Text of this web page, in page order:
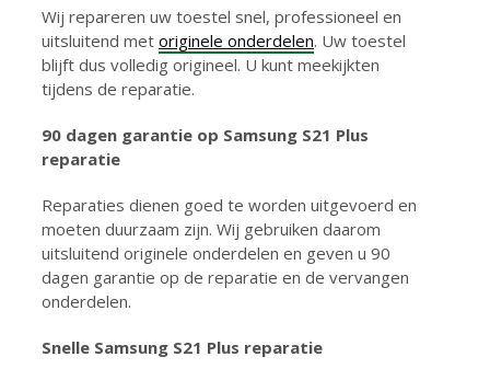
Wij repareren uw toestel snel, professioneel en
uitsluitend met originele onderdelen. Uw toestel
blijft dus volledig origineel. U kunt meekijkten
tijdens de reparatie.
90 dagen garantie op Samsung S21 Plus
reparatie
Reparaties dienen goed te worden uitgevoerd en
moeten duurzaam zijn. Wij gebruiken daarom
uitsluitend originele onderdelen en geven u 90
dagen garantie op de reparatie en de vervangen
onderdelen.
Snelle Samsung S21 Plus reparatie